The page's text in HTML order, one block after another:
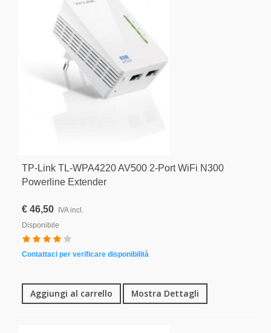
TP-Link TL-WPA4220 AV500 2-Port WiFi N300
Powerline Extender
€ 46,50
IVA incl.
Disponibile
Contattaci per verificare disponibilità
Aggiungi al carrello Mostra Dettagli